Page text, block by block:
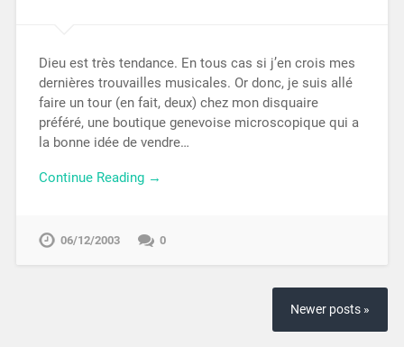
Dieu est très tendance. En tous cas si j’en crois mes
dernières trouvailles musicales. Or donc, je suis allé
faire un tour (en fait, deux) chez mon disquaire
préféré, une boutique genevoise microscopique qui a
la bonne idée de vendre…
Continue Reading →
06/12/2003 0
Newer posts »